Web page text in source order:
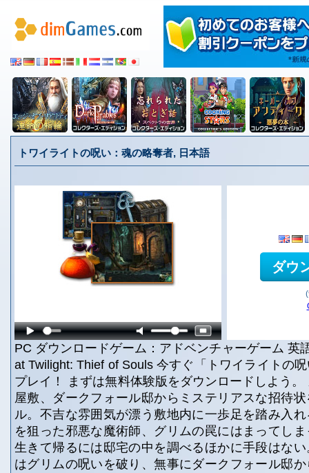
トワイライトの呪い：魂の略奪者, 日本語
ダウ
PC ダウンロードゲーム：アドベンチャーゲーム 英
at Twilight: Thief of Souls 今すぐ「トワイライトの
プレイ！ まずは無料体験版をダウンロードしよう
屋敷、ダークフォール邸からミステリアスな招待
ル。不吉な雰囲気が漂う敷地内に一歩足を踏み入
を狙った邪悪な魔術師、グリムの罠にはまってし
生きて帰るには邸宅の中を調べるほかに手段はな
はグリムの呪いを破り、無事にダークフォール邸